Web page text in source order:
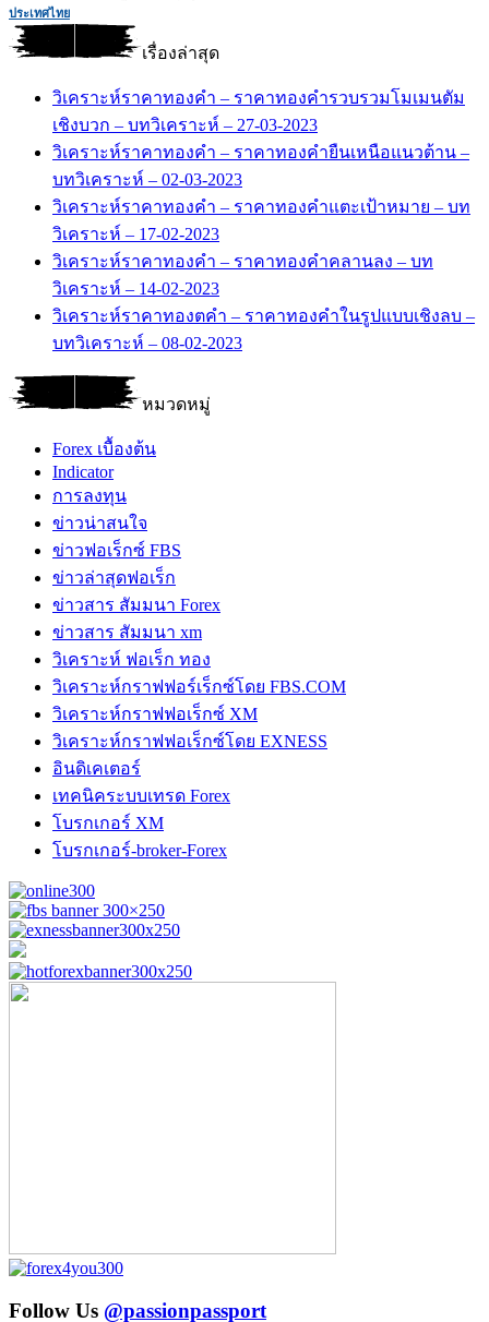
ประเทศไทย
เรื่องล่าสุด
วิเคราะห์ราคาทองคำ – ราคาทองคำรวบรวมโมเมนตัม
เชิงบวก – บทวิเคราะห์ – 27-03-2023
วิเคราะห์ราคาทองคำ – ราคาทองคำยืนเหนือแนวต้าน –
บทวิเคราะห์ – 02-03-2023
วิเคราะห์ราคาทองคำ – ราคาทองคำแตะเป้าหมาย – บท
วิเคราะห์ – 17-02-2023
วิเคราะห์ราคาทองคำ – ราคาทองคำคลานลง – บท
วิเคราะห์ – 14-02-2023
วิเคราะห์ราคาทองตคำ – ราคาทองคำในรูปแบบเชิงลบ –
บทวิเคราะห์ – 08-02-2023
หมวดหมู่
Forex เบื้องต้น
Indicator
การลงทุน
ข่าวน่าสนใจ
ข่าวฟอเร็กซ์ FBS
ข่าวล่าสุดฟอเร็ก
ข่าวสาร สัมมนา Forex
ข่าวสาร สัมมนา xm
วิเคราะห์ ฟอเร็ก ทอง
วิเคราะห์กราฟฟอร์เร็กซ์โดย FBS.COM
วิเคราะห์กราฟฟอเร็กซ์ XM
วิเคราะห์กราฟฟอเร็กซ์โดย EXNESS
อินดิเคเตอร์
เทคนิคระบบเทรด Forex
โบรกเกอร์ XM
โบรกเกอร์-broker-Forex
Follow Us @passionpassport